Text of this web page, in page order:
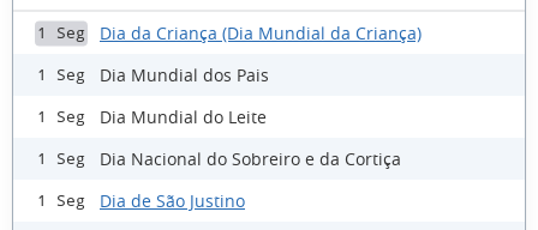
1 Seg Dia da Criança (Dia Mundial da Criança)
1 Seg Dia Mundial dos Pais
1 Seg Dia Mundial do Leite
1 Seg Dia Nacional do Sobreiro e da Cortiça
1 Seg Dia de São Justino